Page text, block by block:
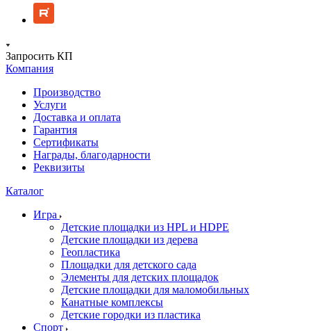
Запросить КП
Компания
Производство
Услуги
Доставка и оплата
Гарантия
Сертификаты
Награды, благодарности
Реквизиты
Каталог
Игра
Детские площадки из HPL и HDPE
Детские площадки из дерева
Геопластика
Площадки для детского сада
Элементы для детских площадок
Детские площадки для маломобильных
Канатные комплексы
Детские городки из пластика
Спорт